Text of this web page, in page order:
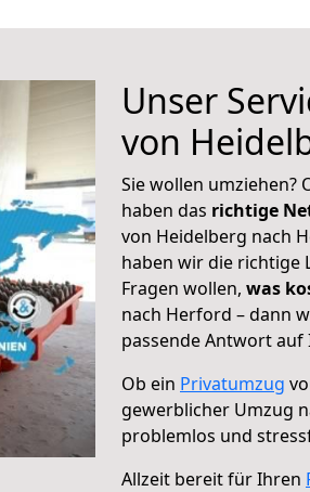
Unser
von
Sie wollen umziehen?
haben das richtige
von Heidelberg nach
haben wir die richtige
Fragen wollen, was
nach Herford – dann
passende Antwort auf
Ob ein Privatumzug
gewerblicher Umzug
problemlos und
Allzeit bereit für Ihren